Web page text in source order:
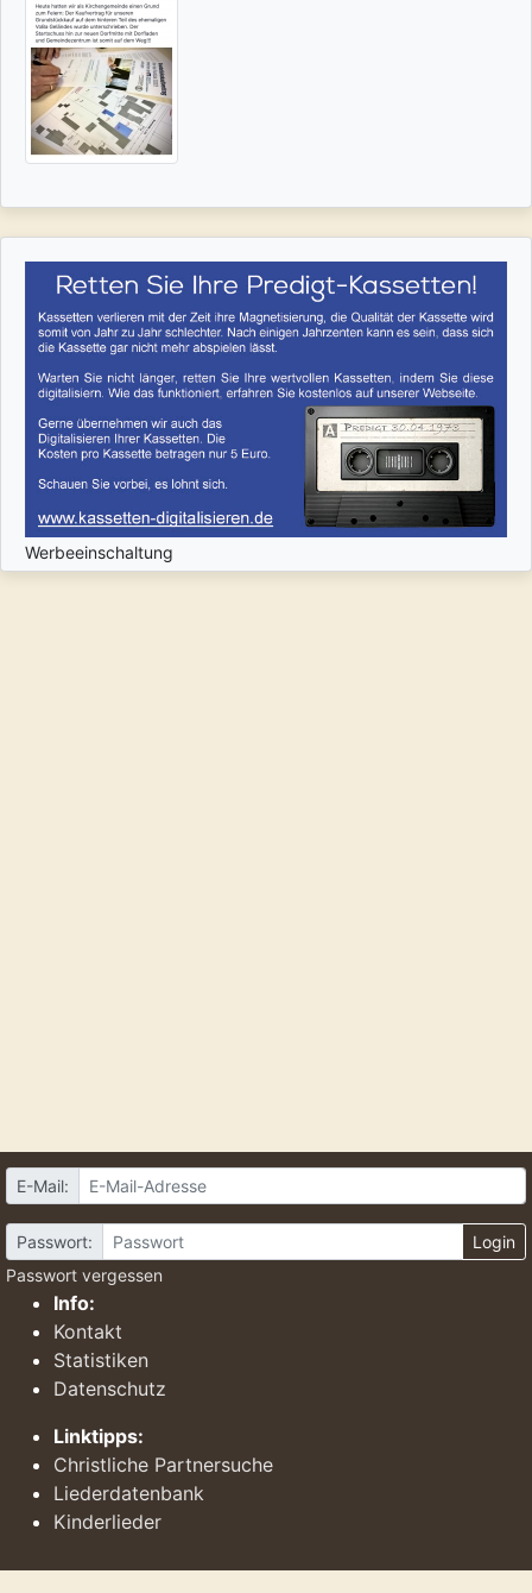
Werbeeinschaltung
E-Mail:
Passwort:
Login
Passwort vergessen
Info:
Kontakt
Statistiken
Datenschutz
Linktipps:
Christliche Partnersuche
Liederdatenbank
Kinderlieder